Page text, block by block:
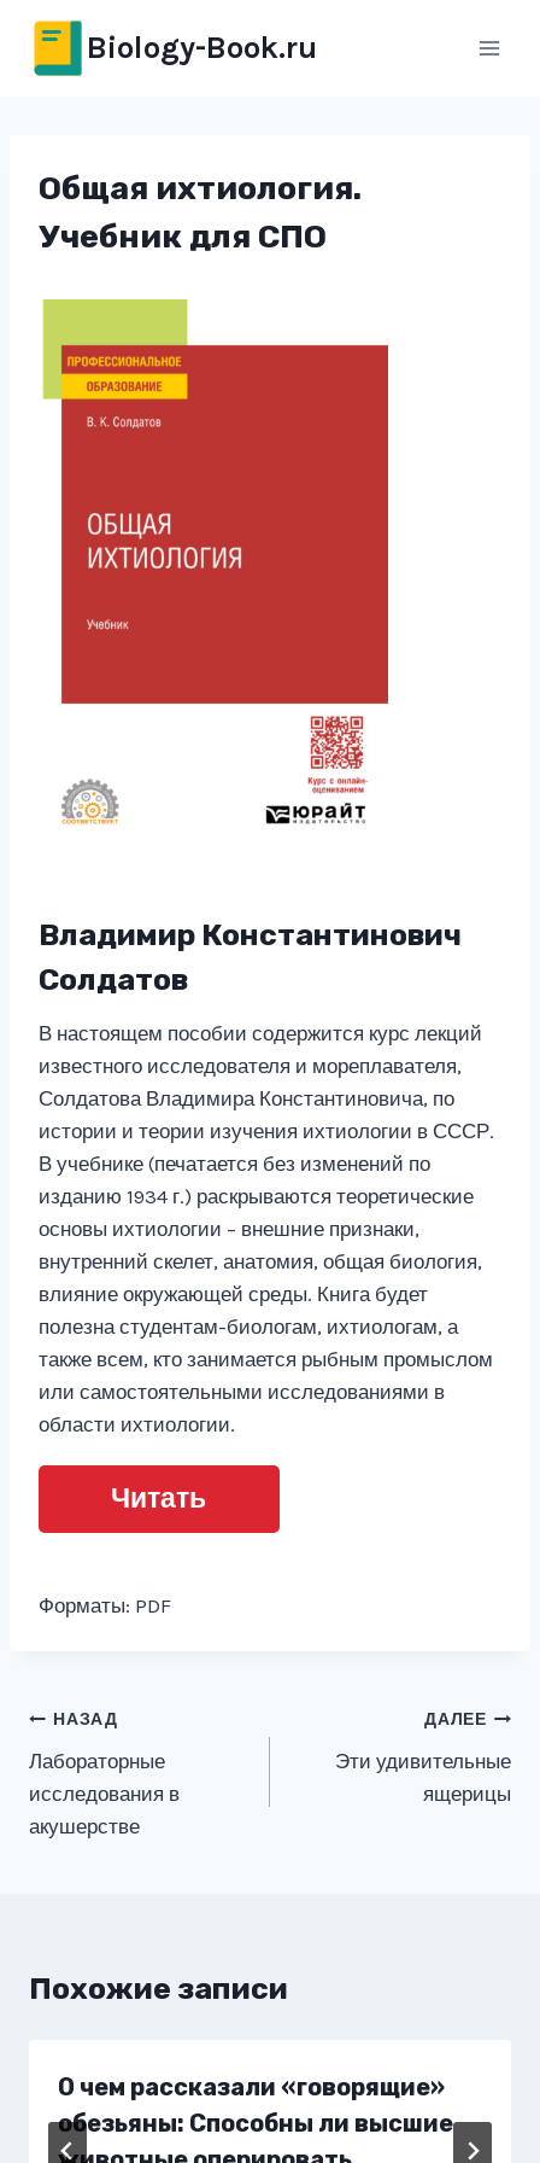
Перейти
содержимому
Biology-Book.ru
Общая ихтиология.
Учебник для СПО
Владимир Константинович
Солдатов
В настоящем пособии содержится курс лекций
известного исследователя и мореплавателя,
Солдатова Владимира Константиновича, по
истории и теории изучения ихтиологии в СССР.
В учебнике (печатается без изменений по
изданию 1934 г.) раскрываются теоретические
основы ихтиологии – внешние признаки,
внутренний скелет, анатомия, общая биология,
влияние окружающей среды. Книга будет
полезна студентам-биологам, ихтиологам, а
также всем, кто занимается рыбным промыслом
или самостоятельными исследованиями в
области ихтиологии.
Читать
Форматы: PDF
Навигация
по
записям
НАЗАД
Лабораторные
исследования в
акушерстве
ДАЛЕЕ
Эти удивительные
ящерицы
Похожие записи
О чем рассказали «говорящие»
обезьяны: Способны ли высшие